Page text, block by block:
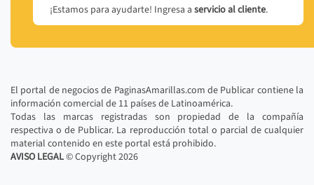
¡Estamos para ayudarte! Ingresa a servicio al cliente.
El portal de negocios de PaginasAmarillas.com de Publicar contiene la
información comercial de 11 países de Latinoamérica.
Todas las marcas registradas son propiedad de la compañía
respectiva o de Publicar. La reproducción total o parcial de cualquier
material contenido en este portal está prohibido.
AVISO LEGAL© Copyright2026